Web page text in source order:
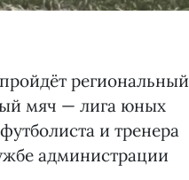
региональный
мяч — лига юных
и тренера
администрации